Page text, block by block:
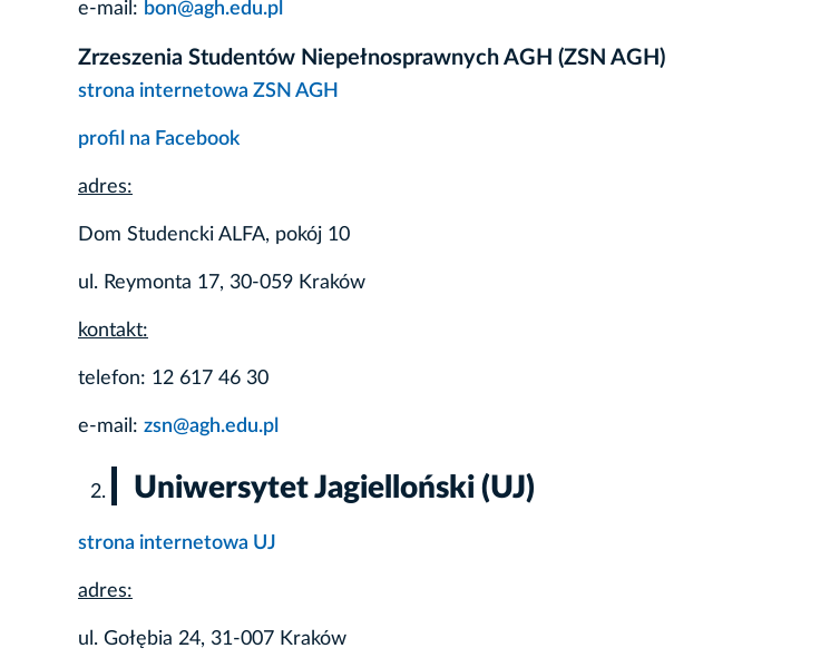
e-mail: bon@agh.edu.pl
Zrzeszenia Studentów Niepełnosprawnych AGH (ZSN AGH)
strona internetowa ZSN AGH
profil na Facebook
adres:
Dom Studencki ALFA, pokój 10
ul. Reymonta 17, 30-059 Kraków
kontakt:
telefon: 12 617 46 30
e-mail: zsn@agh.edu.pl
Uniwersytet Jagielloński (UJ)
strona internetowa UJ
adres:
ul. Gołębia 24, 31-007 Kraków